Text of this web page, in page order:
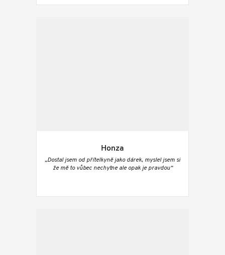
Honza
„Dostal jsem od přítelkyně jako dárek, myslel jsem si
že mě to vůbec nechytne ale opak je pravdou“